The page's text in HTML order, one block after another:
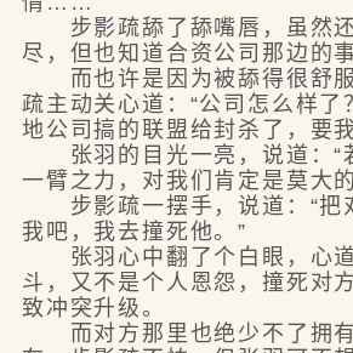
步影疏舔了舔嘴唇，虽然还
尽，但也知道合资公司那边的
而也许是因为被舔得很舒服
疏主动关心道：“公司怎么样了
地公司搞的联盟给封杀了，要
张羽的目光一亮，说道：“
一臂之力，对我们肯定是莫大
步影疏一摆手，说道：“把
我吧，我去撞死他。”
张羽心中翻了个白眼，心道
斗，又不是个人恩怨，撞死对
致冲突升级。
而对方那里也绝少不了拥有